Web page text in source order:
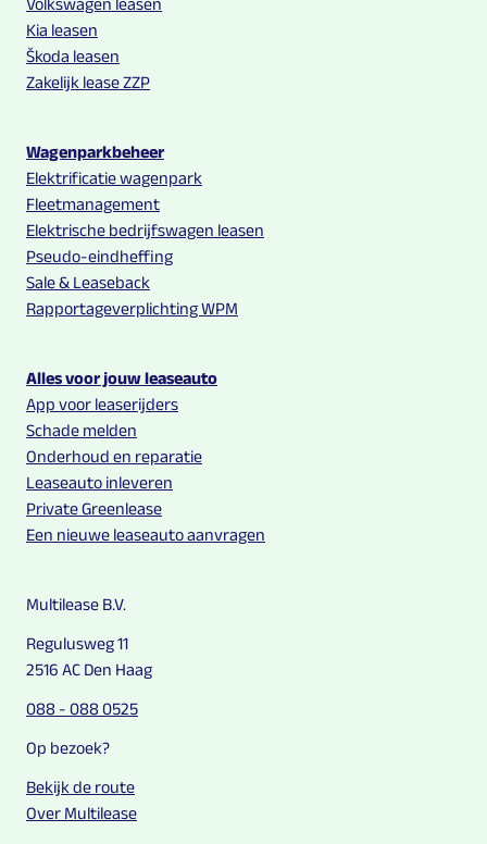
Kia leasen
Škoda leasen
Zakelijk lease ZZP
Wagenparkbeheer
Elektrificatie wagenpark
Fleetmanagement
Elektrische bedrijfswagen leasen
Pseudo-eindheffing
Sale & Leaseback
Rapportageverplichting WPM
Alles voor jouw leaseauto
App voor leaserijders
Schade melden
Onderhoud en reparatie
Leaseauto inleveren
Private Greenlease
Een nieuwe leaseauto aanvragen
Multilease B.V.
Regulusweg 11
2516 AC Den Haag
088 - 088 0525
Op bezoek?
Bekijk de route
Over Multilease